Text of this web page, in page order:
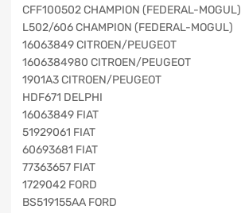
CFF100502 CHAMPION (FEDERAL-MOGUL)
L502/606 CHAMPION (FEDERAL-MOGUL)
16063849 CITROEN/PEUGEOT
1606384980 CITROEN/PEUGEOT
1901A3 CITROEN/PEUGEOT
HDF671 DELPHI
16063849 FIAT
51929061 FIAT
60693681 FIAT
77363657 FIAT
1729042 FORD
BS519155AA FORD